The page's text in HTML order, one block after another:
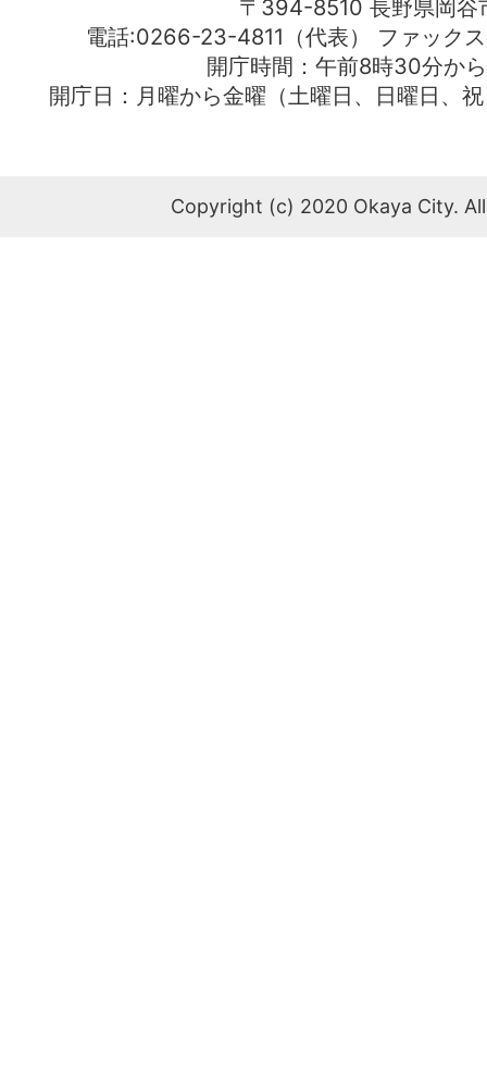
〒394-8510 長野県岡谷
電話:0266-23-4811（代表） ファッ
開庁時間：午前8時30分か
開庁日：月曜から金曜（土曜日、日曜日、
Copyright (c) 2020 Okaya City.